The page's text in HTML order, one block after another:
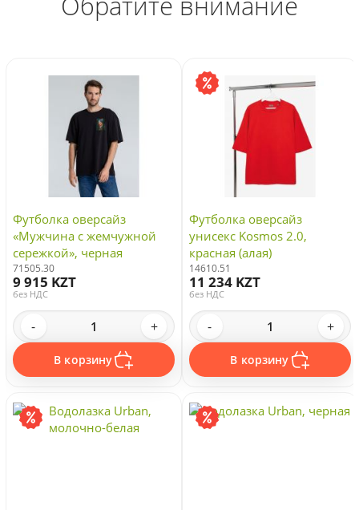
Футболка оверсайз
«Мужчина с жемчужной
сережкой», черная
71505.30
9 915 KZT
без НДС
- +
В корзину
Футболка оверсайз
унисекс Kosmos 2.0,
красная (алая)
14610.51
11 234 KZT
без НДС
- +
В корзину